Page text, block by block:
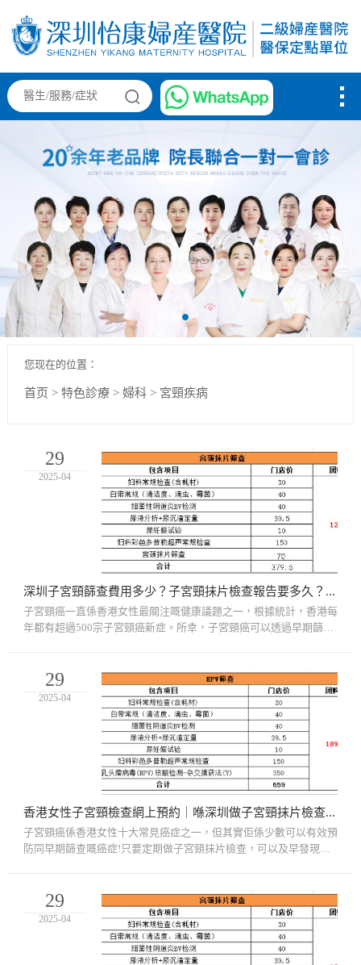
您现在的位置：
首页 > 特色診療> 婦科> 宮頸疾病
29
2025-04
深圳子宮頸篩查費用多少？子宮頸抹片檢查報告要多久？柏氏抹片檢查注意事項
子宮頸癌一直係香港女性最關注嘅健康議題之一，根據統計，香港每
年都有超過500宗子宮頸癌新症。所幸，子宮頸癌可以透過早期篩查
29
2025-04
香港女性子宮頸檢查網上預約｜喺深圳做子宮頸抹片檢查要注意咩事項？
子宮頸癌係香港女性十大常見癌症之一，但其實佢係少數可以有效預
防同早期篩查嘅癌症!只要定期做子宮頸抹片檢查，可以及早發現異
29
2025-04